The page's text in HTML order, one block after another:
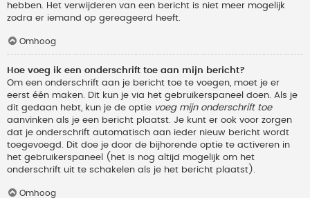
hebben. Het verwijderen van een bericht is niet meer mogelijk
zodra er iemand op gereageerd heeft.
Omhoog
Hoe voeg ik een onderschrift toe aan mijn bericht?
Om een onderschrift aan je bericht toe te voegen, moet je er
eerst één maken. Dit kun je via het gebruikerspaneel doen. Als je
dit gedaan hebt, kun je de optie voeg mijn onderschrift toe
aanvinken als je een bericht plaatst. Je kunt er ook voor zorgen
dat je onderschrift automatisch aan ieder nieuw bericht wordt
toegevoegd. Dit doe je door de bijhorende optie te activeren in
het gebruikerspaneel (het is nog altijd mogelijk om het
onderschrift uit te schakelen als je het bericht plaatst).
Omhoog